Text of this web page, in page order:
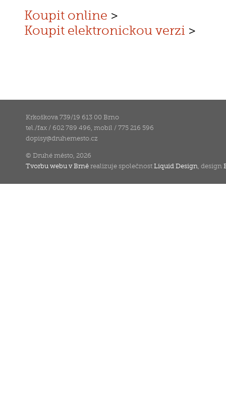
Koupit online >
Koupit elektronickou verzi >
Krkoškova 739/19 613 00 Brno
tel./fax / 602 789 496, mobil / 775 216 596
dopisy@druhemesto.cz
© Druhé město, 2026
Tvorbu webu v Brně realizuje společnostLiquid Design , design